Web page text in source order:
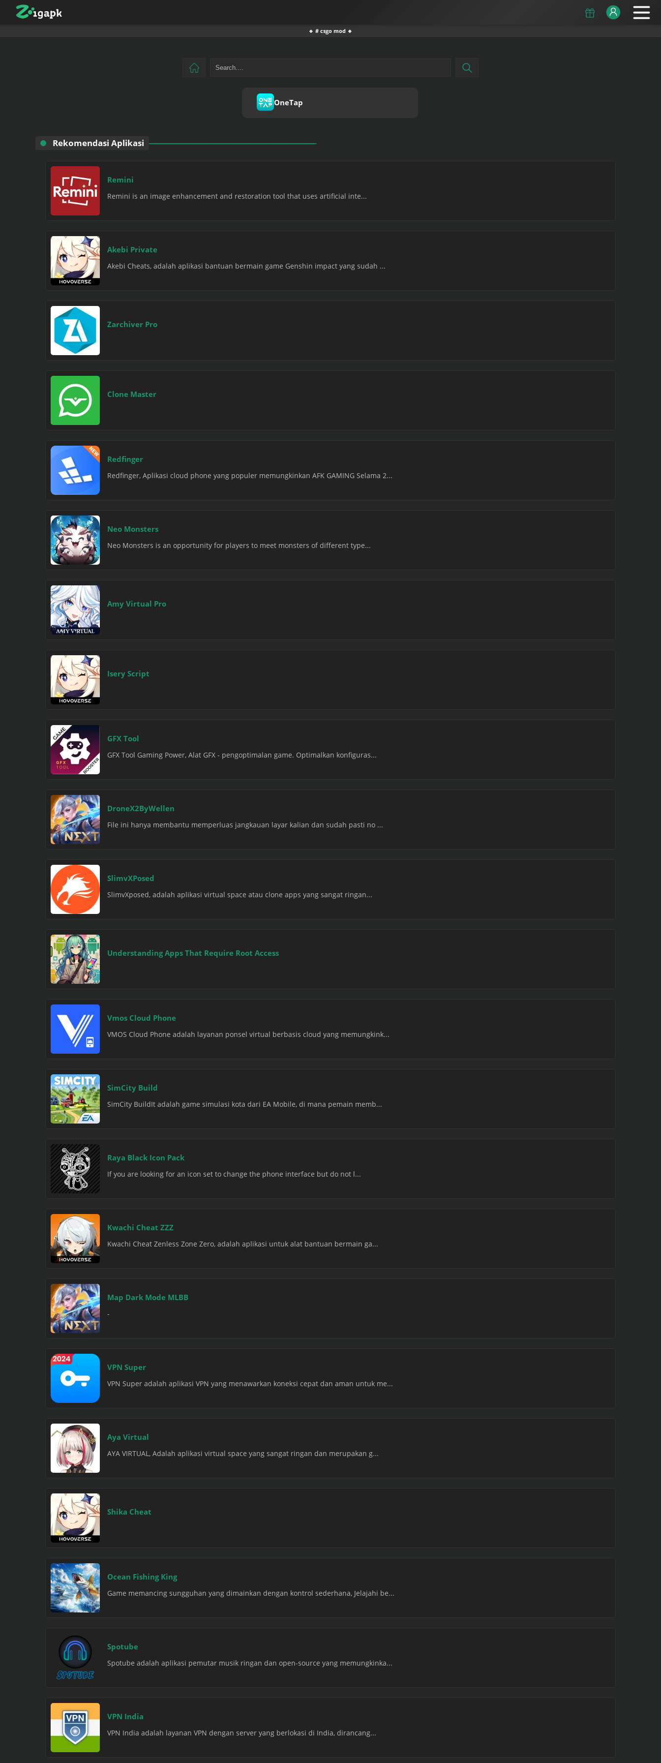
🔹 # csgo mod 🔹
OneTap
Rekomendasi Aplikasi
Remini
Remini is an image enhancement and restoration tool that uses artificial inte...
Akebi Private
Akebi Cheats, adalah aplikasi bantuan bermain game Genshin impact yang sudah ...
Zarchiver Pro
Clone Master
Redfinger
Redfinger, Aplikasi cloud phone yang populer memungkinkan AFK GAMING Selama 2...
Neo Monsters
Neo Monsters is an opportunity for players to meet monsters of different type...
Amy Virtual Pro
Isery Script
GFX Tool
GFX Tool Gaming Power, Alat GFX - pengoptimalan game. Optimalkan konfiguras...
DroneX2ByWellen
File ini hanya membantu memperluas jangkauan layar kalian dan sudah pasti no ...
SlimvXPosed
SlimvXposed, adalah aplikasi virtual space atau clone apps yang sangat ringan...
Understanding Apps That Require Root Access
Vmos Cloud Phone
VMOS Cloud Phone adalah layanan ponsel virtual berbasis cloud yang memungkink...
SimCity Build
SimCity BuildIt adalah game simulasi kota dari EA Mobile, di mana pemain memb...
Raya Black Icon Pack
If you are looking for an icon set to change the phone interface but do not l...
Kwachi Cheat ZZZ
Kwachi Cheat Zenless Zone Zero, adalah aplikasi untuk alat bantuan bermain ga...
Map Dark Mode MLBB
-
VPN Super
VPN Super adalah aplikasi VPN yang menawarkan koneksi cepat dan aman untuk me...
Aya Virtual
AYA VIRTUAL, Adalah aplikasi virtual space yang sangat ringan dan merupakan g...
Shika Cheat
Ocean Fishing King
Game memancing sungguhan yang dimainkan dengan kontrol sederhana, Jelajahi be...
Spotube
Spotube adalah aplikasi pemutar musik ringan dan open-source yang memungkinka...
VPN India
VPN India adalah layanan VPN dengan server yang berlokasi di India, dirancang...